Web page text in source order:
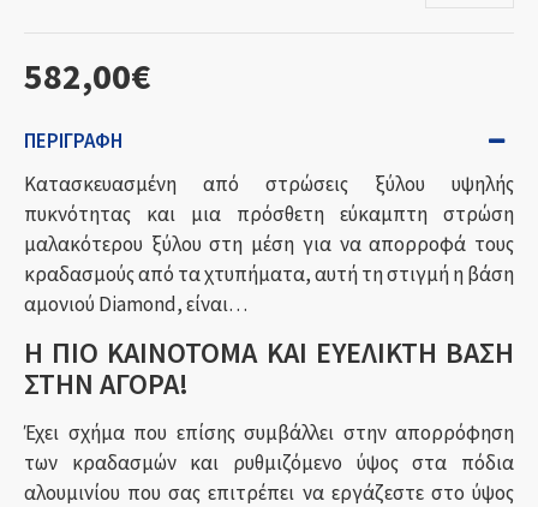
582,00€
ΠΕΡΙΓΡΑΦΉ
Κατασκευασμένη από στρώσεις ξύλου υψηλής
πυκνότητας και μια πρόσθετη εύκαμπτη στρώση
μαλακότερου ξύλου στη μέση για να απορροφά τους
κραδασμούς από τα χτυπήματα, αυτή τη στιγμή η βάση
αμονιού Diamond, είναι…
Η ΠΙΟ ΚΑΙΝΟΤΟΜΑ ΚΑΙ ΕΥΕΛΙΚΤΗ ΒΑΣΗ
ΣΤΗΝ ΑΓΟΡΑ!
Έχει σχήμα που επίσης συμβάλλει στην απορρόφηση
των κραδασμών και ρυθμιζόμενο ύψος στα πόδια
αλουμινίου που σας επιτρέπει να εργάζεστε στο ύψος